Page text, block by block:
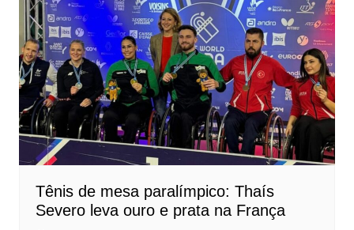
Tênis de mesa paralímpico: Thaís
Severo leva ouro e prata na França